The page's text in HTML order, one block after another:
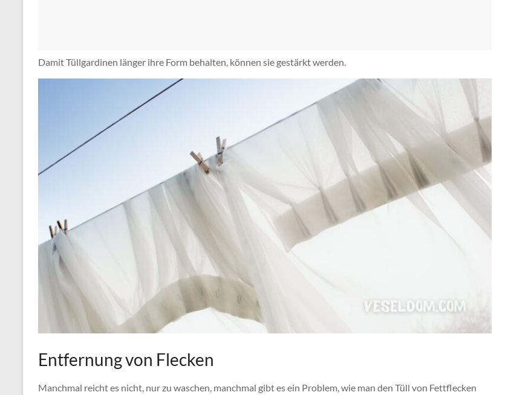
Damit Tüllgardinen länger ihre Form behalten, können sie gestärkt werden.
Entfernung von Flecken
Manchmal reicht es nicht, nur zu waschen, manchmal gibt es ein Problem, wie man den Tüll von Fettflecken